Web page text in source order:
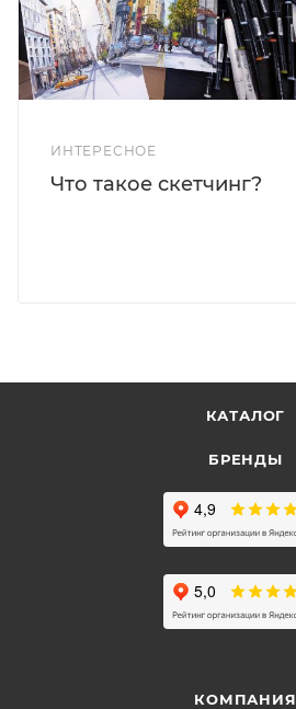
ИНТЕРЕСНОЕ
Что такое скетчинг?
КАТАЛОГ
БРЕНДЫ
КОМПАНИЯ